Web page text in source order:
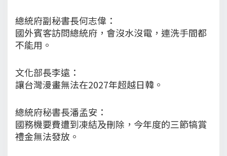
總統府副秘書長何志偉：
國外賓客訪問總統府，會沒水沒電，連洗手間都
不能用。
文化部長李遠：
讓台灣漫畫無法在2027年超越日韓。
總統府秘書長潘孟安：
國務機要費遭到凍結及刪除，今年度的三節犒賞
禮金無法發放。